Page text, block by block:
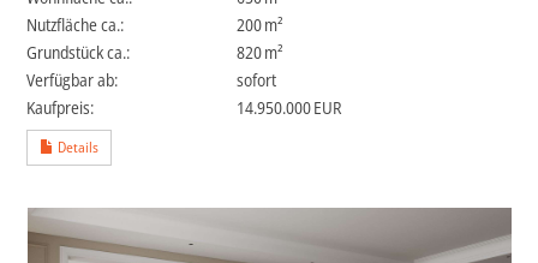
Nutzfläche ca.:
200 m²
Grund­stück ca.:
820 m²
Verfügbar ab:
sofort
Kaufpreis:
14.950.000 EUR
Details